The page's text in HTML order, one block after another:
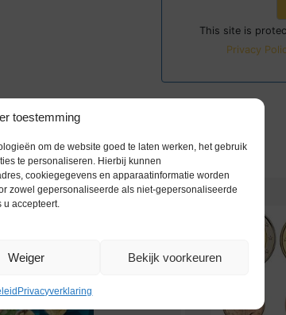
toestemming
om de website goed te laten werken, het gebruik
te personaliseren. Hierbij kunnen
cookiegegevens en apparaatinformatie worden
zowel gepersonaliseerde als niet-gepersonaliseerde
u accepteert.
Weiger Bekijk voorkeuren
Privacyverklaring
This site is
Privacy